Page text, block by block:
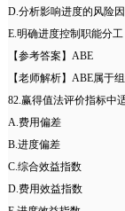
D.分析影响进度的风险
E.明确进度控制职能分工
【参考答案】ABE
【老师解析】ABE属于
82.赢得值法评价指标中
A.费用偏差
B.进度偏差
C.综合效益指数
D.费用效益指数